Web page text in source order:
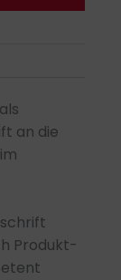
an die
Produkt-